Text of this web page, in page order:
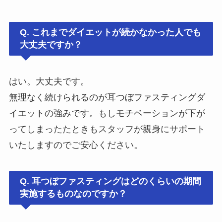
Q. これまでダイエットが続かなかった人でも
大丈夫ですか？
はい。大丈夫です。
無理なく続けられるのが耳つぼファスティングダ
イエットの強みです。もしモチベーションが下が
ってしまったたときもスタッフが親身にサポート
いたしますのでご安心ください。
Q. 耳つぼファスティングはどのくらいの期間
実施するものなのですか？